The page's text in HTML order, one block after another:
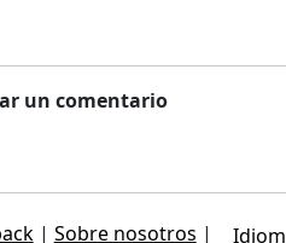
un comentario
| Sobre nosotros |